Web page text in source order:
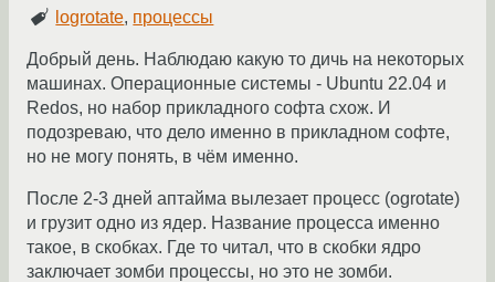
logrotate, процессы
Добрый день. Наблюдаю какую то дичь на некоторых
машинах. Операционные системы - Ubuntu 22.04 и
Redos, но набор прикладного софта схож. И
подозреваю, что дело именно в прикладном софте,
но не могу понять, в чём именно.
После 2-3 дней аптайма вылезает процесс (ogrotate)
и грузит одно из ядер. Название процесса именно
такое, в скобках. Где то читал, что в скобки ядро
заключает зомби процессы, но это не зомби.